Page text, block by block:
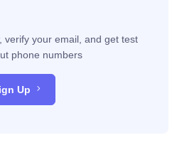
verify your email, and get test
phone numbers
Up